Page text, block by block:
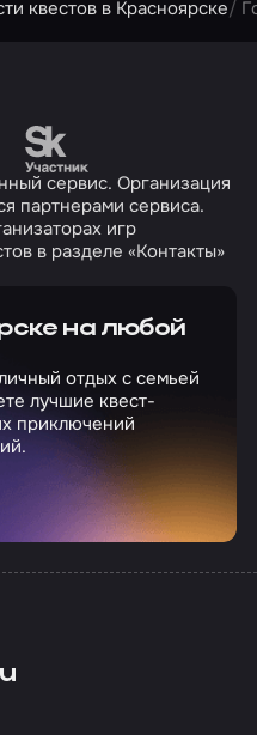
квестов в Красноярске
Перейти на сайт
сервис. Организация
партнерами сервиса.
игр
в разделе «Контакты»
на любой
отдых с семьей
лучшие квест-
приключений